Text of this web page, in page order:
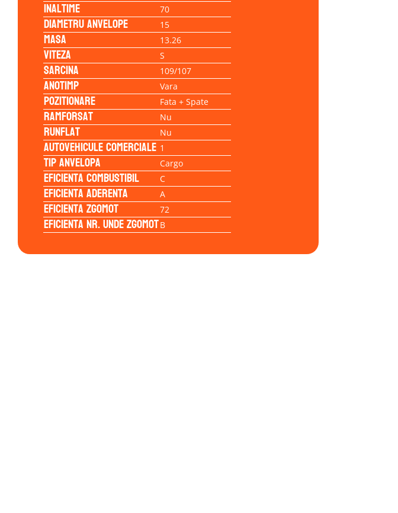
Inaltime 70
Diametru anvelope 15
Masa 13.26
Viteza S
Sarcina 109/107
Anotimp Vara
Pozitionare Fata + Spate
Ramforsat Nu
Runflat Nu
Autovehicule comerciale 1
Tip anvelopa Cargo
Eficienta Combustibil C
Eficienta Aderenta A
Eficienta Zgomot 72
Eficienta Nr. Unde ZgomotB